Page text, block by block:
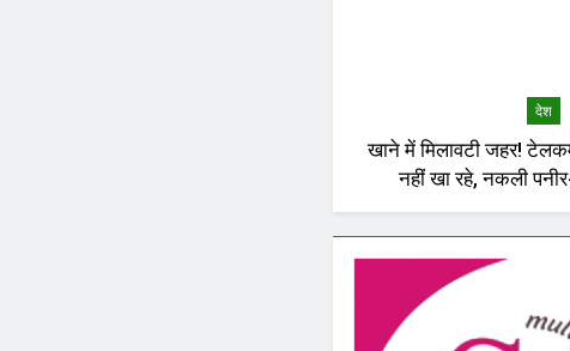
देश
खाने में मिलावटी जहर!
नहीं खा रहे, नकली